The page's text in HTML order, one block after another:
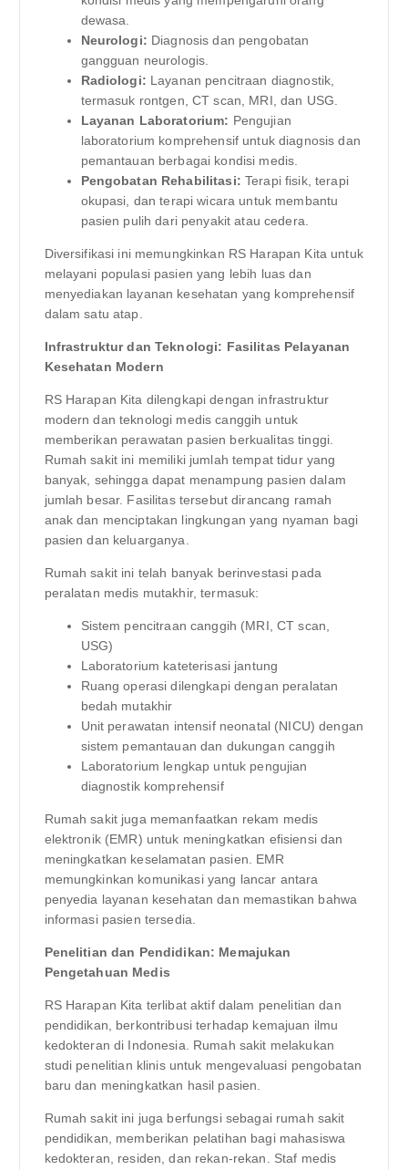
dewasa.
Neurologi: Diagnosis dan pengobatan
gangguan neurologis.
Radiologi: Layanan pencitraan diagnostik,
termasuk rontgen, CT scan, MRI, dan USG.
Layanan Laboratorium: Pengujian
laboratorium komprehensif untuk diagnosis dan
pemantauan berbagai kondisi medis.
Pengobatan Rehabilitasi: Terapi fisik, terapi
okupasi, dan terapi wicara untuk membantu
pasien pulih dari penyakit atau cedera.
Diversifikasi ini memungkinkan RS Harapan Kita untuk
melayani populasi pasien yang lebih luas dan
menyediakan layanan kesehatan yang komprehensif
dalam satu atap.
Infrastruktur dan Teknologi: Fasilitas Pelayanan
Kesehatan Modern
RS Harapan Kita dilengkapi dengan infrastruktur
modern dan teknologi medis canggih untuk
memberikan perawatan pasien berkualitas tinggi.
Rumah sakit ini memiliki jumlah tempat tidur yang
banyak, sehingga dapat menampung pasien dalam
jumlah besar. Fasilitas tersebut dirancang ramah
anak dan menciptakan lingkungan yang nyaman bagi
pasien dan keluarganya.
Rumah sakit ini telah banyak berinvestasi pada
peralatan medis mutakhir, termasuk:
Sistem pencitraan canggih (MRI, CT scan,
USG)
Laboratorium kateterisasi jantung
Ruang operasi dilengkapi dengan peralatan
bedah mutakhir
Unit perawatan intensif neonatal (NICU) dengan
sistem pemantauan dan dukungan canggih
Laboratorium lengkap untuk pengujian
diagnostik komprehensif
Rumah sakit juga memanfaatkan rekam medis
elektronik (EMR) untuk meningkatkan efisiensi dan
meningkatkan keselamatan pasien. EMR
memungkinkan komunikasi yang lancar antara
penyedia layanan kesehatan dan memastikan bahwa
informasi pasien tersedia.
Penelitian dan Pendidikan: Memajukan
Pengetahuan Medis
RS Harapan Kita terlibat aktif dalam penelitian dan
pendidikan, berkontribusi terhadap kemajuan ilmu
kedokteran di Indonesia. Rumah sakit melakukan
studi penelitian klinis untuk mengevaluasi pengobatan
baru dan meningkatkan hasil pasien.
Rumah sakit ini juga berfungsi sebagai rumah sakit
pendidikan, memberikan pelatihan bagi mahasiswa
kedokteran, residen, dan rekan-rekan. Staf medis